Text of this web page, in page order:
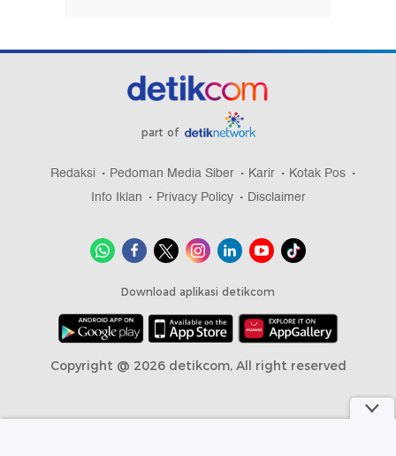
part of
Redaksi Pedoman Media Siber Karir
Kotak Pos
Info Iklan
Privacy Policy Disclaimer
Download aplikasi detikcom
Copyright @ 2026 detikcom, All right reserved